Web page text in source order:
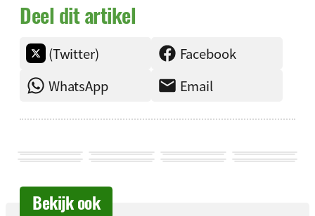
Deel dit artikel
(Twitter)
Facebook
WhatsApp
Email
Bekijk ook